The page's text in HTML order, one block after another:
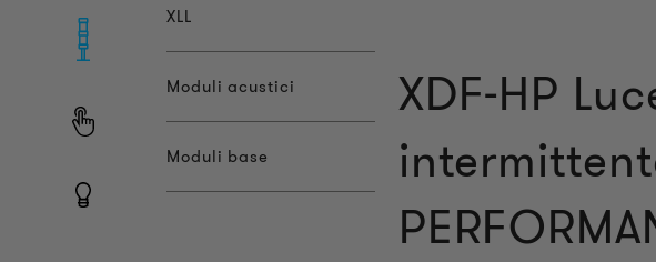
XLL
Moduli acustici
Moduli base
XDF-HP